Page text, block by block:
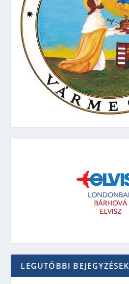
LEGUTÓBBI BEJEGYZÉSEK